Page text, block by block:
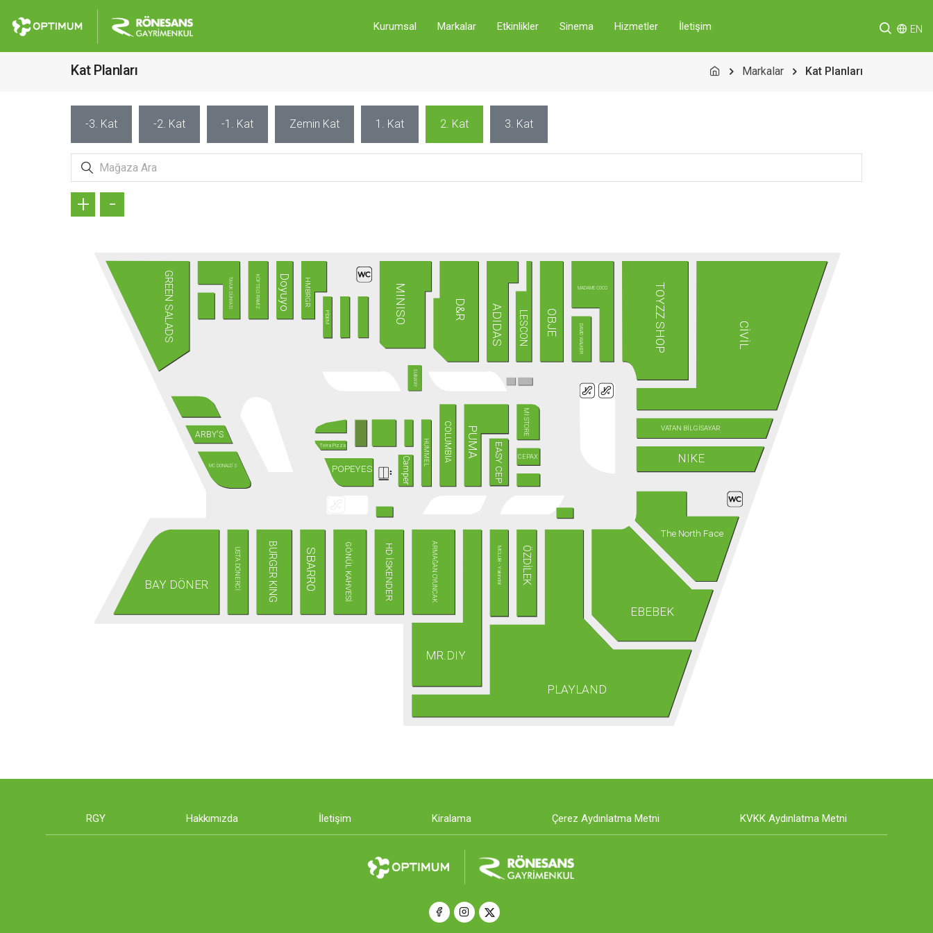
Kurumsal Markalar Etkinlikler Sinema Hizmetler İletişim EN
Kat Planları Markalar Kat Planları
-3. Kat -2. Kat -1. Kat Zemin Kat 1. Kat 2. Kat 3. Kat
ADIDAS
ARBY'S
ARMAĞAN OYUNCAK
BAY DÖNER BURGER KING
CEPAX
CİVİL
COLUMBIA
D&R
DAVID WALKER
EASY CEP
EBEBEK
MCLUB - Yakında!
GÖNÜL KAHVESİ
GREEN SALADS
HD İSKENDER
HMBRGR
HUMMEL
KÖFTECİ RAMİZ
LESCON
MADAME COCO
MC DONALD´S
MI STORE
MINISO
NIKE
OBJE
ÖZDİLEK
PİDEM
MR.DIY
PLAYLAND
POPEYES
PUMA
Doyuyo
SBARRO
TAVUK DÜNYASI TOYZZ SHOP
USTA DÖNERCİ
VATAN BİLGİSAYAR
The North Face
Camper
SUBWAY
Terra Pizza
+ -
RGY Hakkımızda İletişim Kiralama Çerez Aydınlatma Metni KVKK Aydınlatma Metni